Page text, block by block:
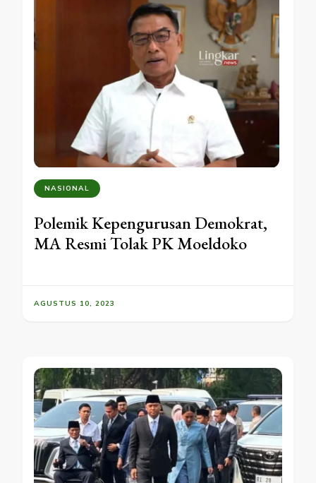
NASIONAL
Polemik Kepengurusan Demokrat,
MA Resmi Tolak PK Moeldoko
AGUSTUS 10, 2023